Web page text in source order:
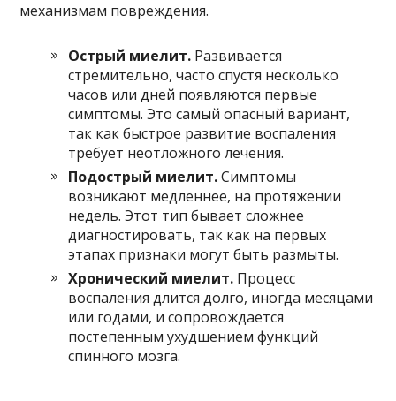
механизмам повреждения.
Острый миелит. Развивается
стремительно, часто спустя несколько
часов или дней появляются первые
симптомы. Это самый опасный вариант,
так как быстрое развитие воспаления
требует неотложного лечения.
Подострый миелит.Симптомы
возникают медленнее, на протяжении
недель. Этот тип бывает сложнее
диагностировать, так как на первых
этапах признаки могут быть размыты.
Хронический миелит. Процесс
воспаления длится долго, иногда месяцами
или годами, и сопровождается
постепенным ухудшением функций
спинного мозга.